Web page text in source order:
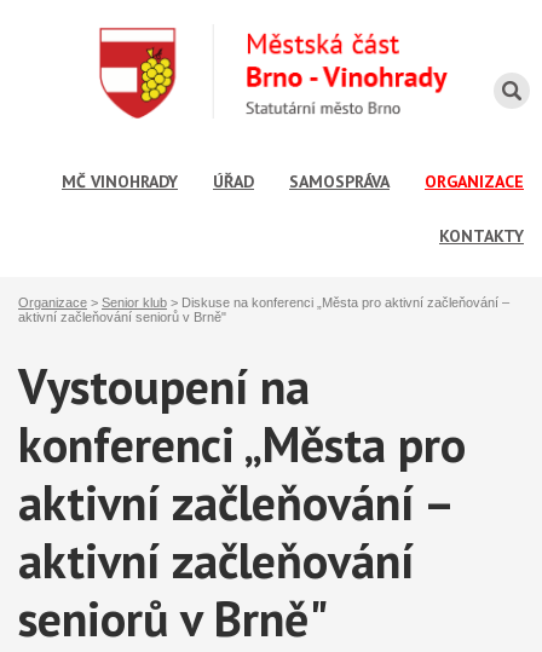
MČ VINOHRADY ÚŘAD SAMOSPRÁVA ORGANIZACE
KONTAKTY
Organizace > Senior klub > Diskuse na konferenci „Města pro aktivní začleňování –
aktivní začleňování seniorů v Brně"
Vystoupení na
konferenci „Města pro
aktivní začleňování –
aktivní začleňování
seniorů v Brně"